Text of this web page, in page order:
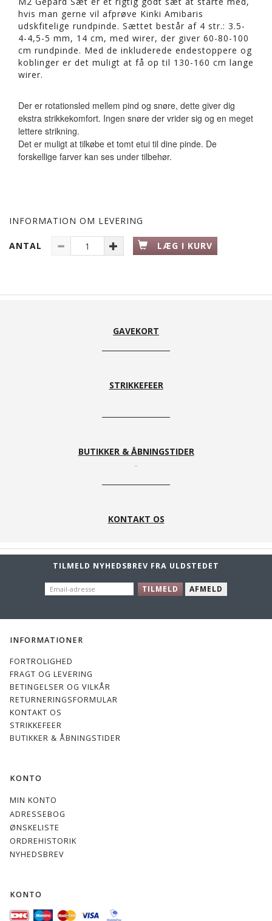
hvis man gerne vil afprøve Kinki Amibaris
udskfitelige rundpinde. Sættet består af 4 str.: 3.5-
4-4,5-5 mm, 14 cm, med wirer, der giver 60-80-100
cm rundpinde. Med de inkluderede endestoppere og
koblinger er det muligt at få op til 130-160 cm lange
wirer.
Der er rotationsled mellem pind og snøre, dette giver dig
ekstra strikkekomfort. Ingen snøre der vrider sig og en meget
lettere strikning.
Det er muligt at tilkøbe et tomt etui til dine pinde. De
forskellige farver kan ses under tilbehør.
INFORMATION OM LEVERING
ANTAL LÆG I KURV
GAVEKORT
STRIKKEFEER
BUTIKKER & ÅBNINGSTIDER
KONTAKT OS
TILMELD NYHEDSBREV FRA ULDSTEDET
EMAIL-
ADRESSE
TILMELD AFMELD
INFORMATIONER
FORTROLIGHED
FRAGT OG LEVERING
BETINGELSER OG VILKÅR
RETURNERINGSFORMULAR
KONTAKT OS
STRIKKEFEER
BUTIKKER & ÅBNINGSTIDER
KONTO
MIN KONTO
ADRESSEBOG
ØNSKELISTE
ORDREHISTORIK
NYHEDSBREV
KONTO